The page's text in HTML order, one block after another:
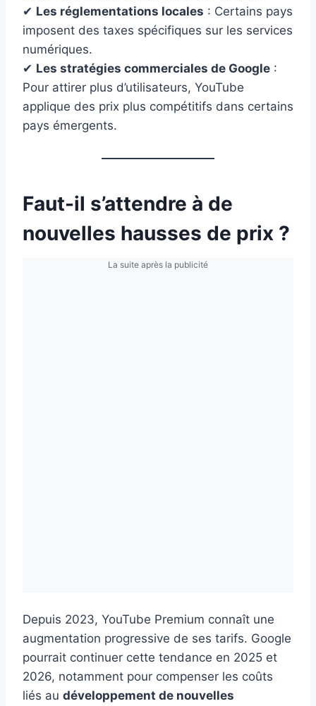
✔ Les réglementations locales : Certains pays
imposent des taxes spécifiques sur les services
numériques.
✔ Les stratégies commerciales de Google :
Pour attirer plus d’utilisateurs, YouTube
applique des prix plus compétitifs dans certains
pays émergents.
Faut-il s’attendre à de
nouvelles hausses de prix ?
La suite après la publicité
Depuis 2023, YouTube Premium connaît une
augmentation progressive de ses tarifs. Google
pourrait continuer cette tendance en 2025 et
2026, notamment pour compenser les coûts
liés au développement de nouvelles